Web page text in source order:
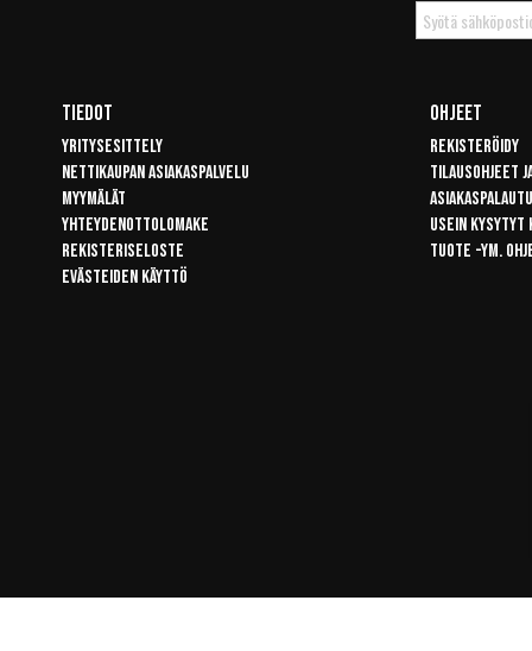
Tilaa
uutiskirje
Tiedot
Yritysesittely
Nettikaupan asiakaspalvelu
Myymälät
Yhteydenottolomake
Rekisteriseloste
Evästeiden käyttö
Ohjeet
Rekisteröidy
Tilausohjeet
Usein kysytyt
Tuote -ym.